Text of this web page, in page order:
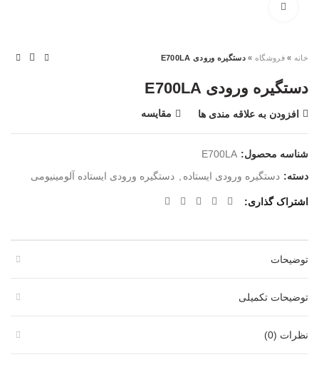
خانه »فروشگاه »دستگیره ورودی E700LA
دستگیره ورودی E700LA
افزودن به علاقه مندی ها مقایسه
شناسه محصول: E700LA
دسته: دستگیره ورودی ایستاده , دستگیره ورودی ایستاده آلومینیومی
اشتراک گذاری
توضیحات
توضیحات تکمیلی
نظرات (0)